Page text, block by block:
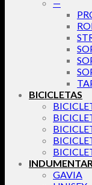
—
BICICLETAS
GAVIA